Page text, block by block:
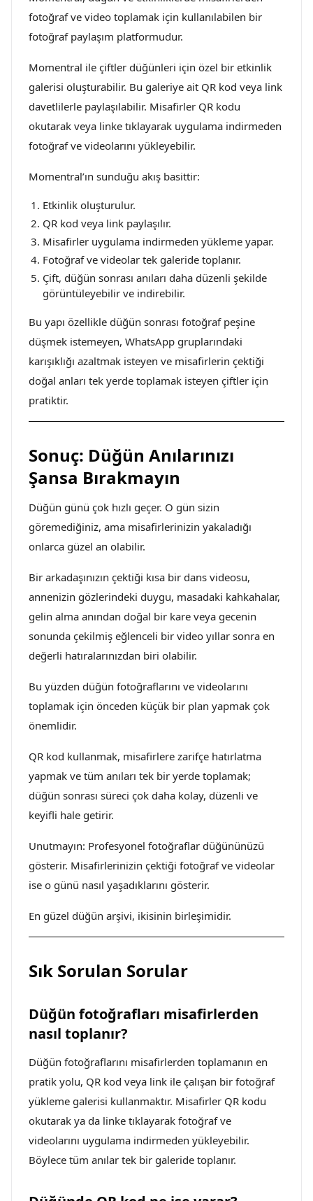
fotoğraf ve video toplamak için kullanılabilen bir
fotoğraf paylaşım platformudur.
Momentral ile çiftler düğünleri için özel bir etkinlik
galerisi oluşturabilir. Bu galeriye ait QR kod veya link
davetlilerle paylaşılabilir. Misafirler QR kodu
okutarak veya linke tıklayarak uygulama indirmeden
fotoğraf ve videolarını yükleyebilir.
Momentral’ın sunduğu akış basittir:
Etkinlik oluşturulur.
QR kod veya link paylaşılır.
Misafirler uygulama indirmeden yükleme yapar.
Fotoğraf ve videolar tek galeride toplanır.
Çift, düğün sonrası anıları daha düzenli şekilde
görüntüleyebilir ve indirebilir.
Bu yapı özellikle düğün sonrası fotoğraf peşine
düşmek istemeyen, WhatsApp gruplarındaki
karışıklığı azaltmak isteyen ve misafirlerin çektiği
doğal anları tek yerde toplamak isteyen çiftler için
pratiktir.
Sonuç: Düğün Anılarınızı
Şansa Bırakmayın
Düğün günü çok hızlı geçer. O gün sizin
göremediğiniz, ama misafirlerinizin yakaladığı
onlarca güzel an olabilir.
Bir arkadaşınızın çektiği kısa bir dans videosu,
annenizin gözlerindeki duygu, masadaki kahkahalar,
gelin alma anından doğal bir kare veya gecenin
sonunda çekilmiş eğlenceli bir video yıllar sonra en
değerli hatıralarınızdan biri olabilir.
Bu yüzden düğün fotoğraflarını ve videolarını
toplamak için önceden küçük bir plan yapmak çok
önemlidir.
QR kod kullanmak, misafirlere zarifçe hatırlatma
yapmak ve tüm anıları tek bir yerde toplamak;
düğün sonrası süreci çok daha kolay, düzenli ve
keyifli hale getirir.
Unutmayın: Profesyonel fotoğraflar düğününüzü
gösterir. Misafirlerinizin çektiği fotoğraf ve videolar
ise o günü nasıl yaşadıklarını gösterir.
En güzel düğün arşivi, ikisinin birleşimidir.
Sık Sorulan Sorular
Düğün fotoğrafları misafirlerden
nasıl toplanır?
Düğün fotoğraflarını misafirlerden toplamanın en
pratik yolu, QR kod veya link ile çalışan bir fotoğraf
yükleme galerisi kullanmaktır. Misafirler QR kodu
okutarak ya da linke tıklayarak fotoğraf ve
videolarını uygulama indirmeden yükleyebilir.
Böylece tüm anılar tek bir galeride toplanır.